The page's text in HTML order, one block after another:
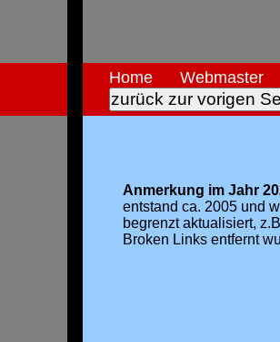
Home Webmaster
Anmerkung im Jahr
entstand ca. 2005 und
begrenzt aktualisiert,
Broken Links entfernt